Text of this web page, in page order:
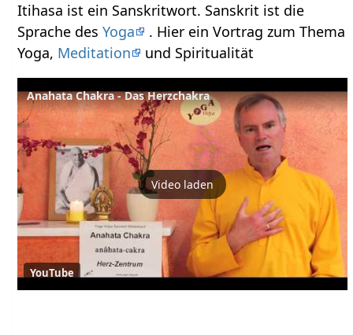
Itihasa ist ein Sanskritwort. Sanskrit ist die
Sprache desYoga
. Hier ein Vortrag zum Thema
Yoga, Meditation und Spiritualität
Anahata Chakra - Das Herzchakra
Video laden
YouTube